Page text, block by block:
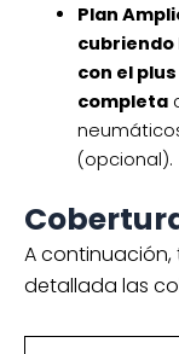
Plan
cubriendo
con el
completa
(opcional).
A
detallada las